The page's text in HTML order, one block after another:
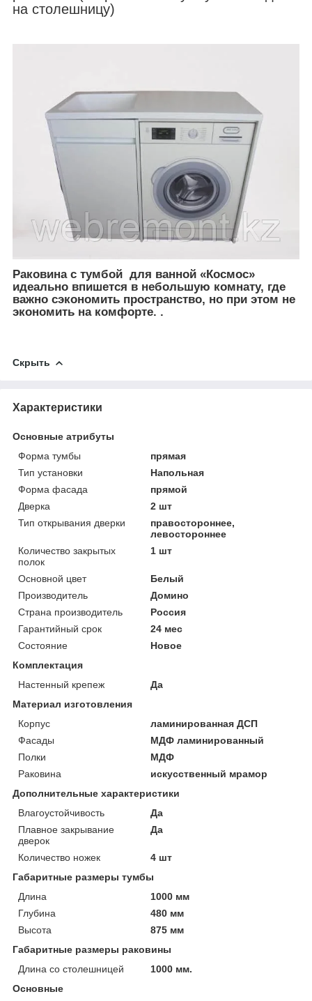
на столешницу)
Раковина с тумбой для ванной «Космос»
идеально впишется в небольшую комнату, где
важно сэкономить пространство, но при этом не
экономить на комфорте. .
Скрыть
Характеристики
Основные атрибуты
Форма тумбы
прямая
Тип установки
Напольная
Форма фасада
прямой
Дверка
2 шт
Тип открывания дверки
правостороннее,
левостороннее
Количество закрытых
полок
1 шт
Основной цвет
Белый
Производитель
Домино
Страна производитель
Россия
Гарантийный срок
24 мес
Состояние
Новое
Комплектация
Настенный крепеж
Да
Материал изготовления
Корпус
ламинированная ДСП
Фасады
МДФ ламинированный
Полки
МДФ
Раковина
искусственный мрамор
Дополнительные характеристики
Влагоустойчивость
Да
Плавное закрывание
дверок
Да
Количество ножек
4 шт
Габаритные размеры тумбы
Длина
1000 мм
Глубина
480 мм
Высота
875 мм
Габаритные размеры раковины
Длина со столешницей
1000 мм.
Основные